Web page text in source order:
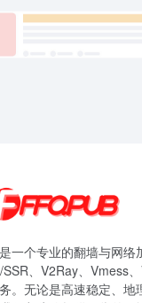
一个专业的翻墙与网络
、V2Ray、Vmess
。无论是高速稳定、地